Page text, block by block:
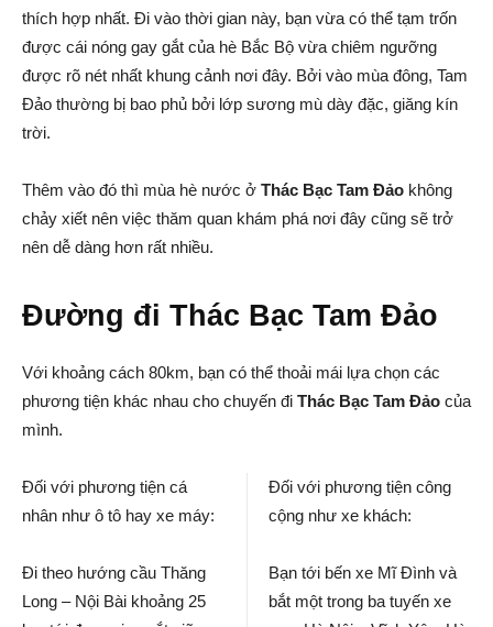
thích hợp nhất. Đi vào thời gian này, bạn vừa có thể tạm trốn
được cái nóng gay gắt của hè Bắc Bộ vừa chiêm ngưỡng
được rõ nét nhất khung cảnh nơi đây. Bởi vào mùa đông, Tam
Đảo thường bị bao phủ bởi lớp sương mù dày đặc, giăng kín
trời.
Thêm vào đó thì mùa hè nước ở Thác Bạc Tam Đảo không
chảy xiết nên việc thăm quan khám phá nơi đây cũng sẽ trở
nên dễ dàng hơn rất nhiều.
Đường đi Thác Bạc Tam Đảo
Với khoảng cách 80km, bạn có thể thoải mái lựa chọn các
phương tiện khác nhau cho chuyến đi Thác Bạc Tam Đảo của
mình.
Đối với phương tiện cá
nhân như ô tô hay xe máy:
Đi theo hướng cầu Thăng
Long – Nội Bài khoảng 25
Đối với phương tiện công
cộng như xe khách:
Bạn tới bến xe Mĩ Đình và
bắt một trong ba tuyến xe